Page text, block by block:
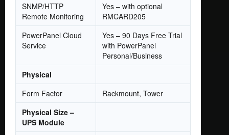
SNMP/HTTP
Remote Monitoring
Yes – with optional
RMCARD205
PowerPanel Cloud
Service
Yes – 90 Days Free Trial
with PowerPanel
Personal/Business
Physical
Form Factor
Rackmount, Tower
Physical Size –
UPS Module